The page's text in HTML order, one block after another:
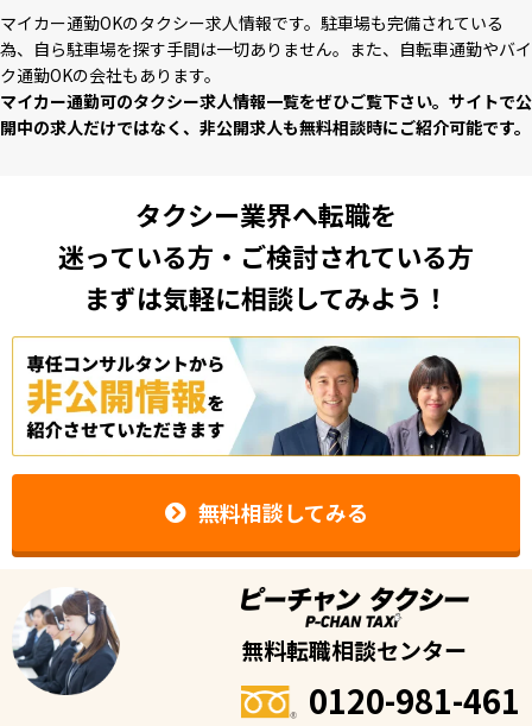
マイカー通勤OKのタクシー求⼈情報です。駐⾞場も完備されている
為、⾃ら駐⾞場を探す⼿間は⼀切ありません。また、⾃転⾞通勤やバイ
ク通勤OKの会社もあります。
マイカー通勤可のタクシー求⼈情報⼀覧をぜひご覧下さい。サイトで公
開中の求⼈だけではなく、⾮公開求⼈も無料相談時にご紹介可能です。
タクシー業界へ転職を
迷っている方・ご検討されている方
まずは気軽に相談してみよう！
無料相談してみる
無料転職相談センター
0120-981-461